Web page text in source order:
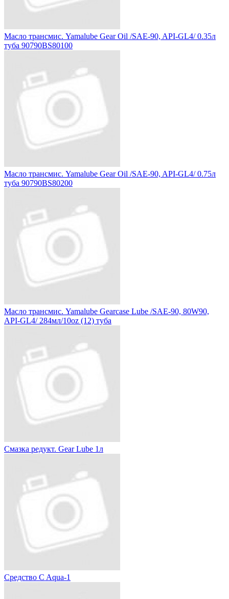
Масло трансмис. Yamalube Gear Oil /SAE-90, API-GL4/ 0.35л
туба 90790BS80100
Масло трансмис. Yamalube Gear Oil /SAE-90, API-GL4/ 0.75л
туба 90790BS80200
Масло трансмис. Yamalube Gearcase Lube /SAE-90, 80W90,
API-GL4/ 284мл/10oz (12) туба
Смазка редукт. Gear Lube 1л
Средство C Aqua-1